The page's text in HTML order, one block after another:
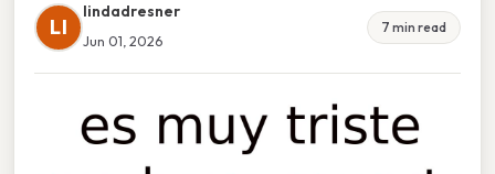
LI
lindadresner
Jun 01, 2026
7 min read